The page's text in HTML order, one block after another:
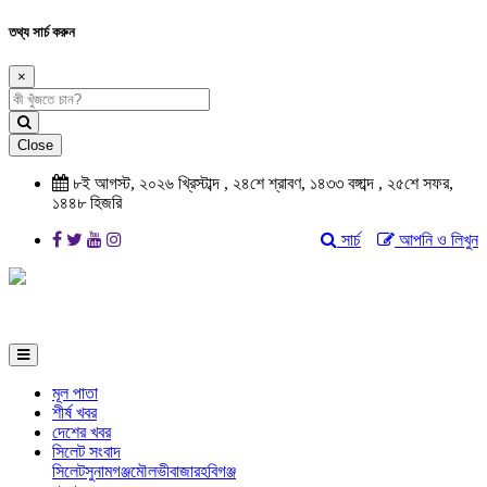
তথ্য সার্চ করুন
×
Close
৮ই আগস্ট, ২০২৬ খ্রিস্টাব্দ , ২৪শে শ্রাবণ, ১৪৩৩ বঙ্গাব্দ , ২৫শে সফর,
১৪৪৮ হিজরি
আপনি ও লিখুন
সার্চ
মূল পাতা
শীর্ষ খবর
দেশের খবর
সিলেট সংবাদ
সিলেটসুনামগঞ্জমৌলভীবাজারহবিগঞ্জ